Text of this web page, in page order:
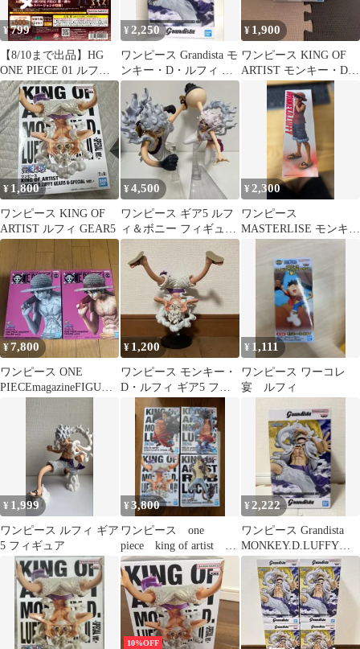
¥799
【8/10まで出品】HG
ONE PIECE 01 ルフ
ィ ガチャ
¥ 2,250
ワンピース Grandista モ
ンキー・D・ルフィ ギ
ア5 フィギュア
¥ 1,900
ワンピース KING OF
ARTIST モンキー・D・
ルフィ ギア5
¥ 1,800
ワンピース KING OF
ARTIST ルフィ GEAR5
¥4,500
ワンピース ギア5 ルフ
ィ＆ボニー フィギュア
2体セット
¥ 2,300
ワンピース
MASTERLISE モンキ
¥7,800
ワンピース ONE
PIECEmagazineFIGURE
vol.2 2セット
¥ 1,200
ワンピース モンキー・
D・ルフィ ギア5 フィ
ギュア
¥ 1,111
ワンピース ワーコレ
宴 ルフィ
¥ 1,999
ワンピース ルフィ ギア
5 フィギュア
¥3,800
ワンピース one
piece king of artist ル
フィ ルッチ
¥ 2,222
ワンピース Grandista
MONKEY.D.LUFFY
GEAR5-Ⅲ
10%OFF